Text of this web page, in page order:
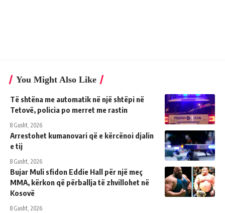
You Might Also Like
Të shtëna me automatik në një shtëpi në
Tetovë, policia po merret me rastin
8 Gusht, 2026
Arrestohet kumanovari që e kërcënoi djalin
e tij
8 Gusht, 2026
Bujar Muli sfidon Eddie Hall për një meç
MMA, kërkon që përballja të zhvillohet në
Kosovë
8 Gusht, 2026